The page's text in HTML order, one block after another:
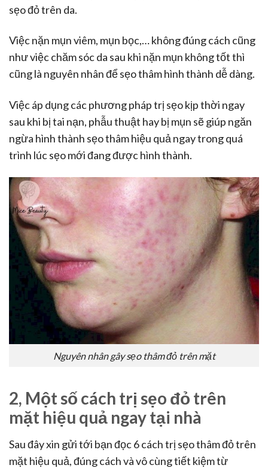
sẹo đỏ trên da.
Việc nặn mụn viêm, mụn bọc,… không đúng cách cũng
như việc chăm sóc da sau khi nặn mụn không tốt thì
cũng là nguyên nhân để sẹo thâm hình thành dễ dàng.
Việc áp dụng các phương pháp trị sẹo kịp thời ngay
sau khi bị tai nạn, phẫu thuật hay bị mụn sẽ giúp ngăn
ngừa hình thành sẹo thâm hiệu quả ngay trong quá
trình lúc sẹo mới đang được hình thành.
Nguyên nhân gây sẹo thâm đỏ trên mặt
2, Một số cách trị sẹo đỏ trên
mặt hiệu quả ngay tại nhà
Sau đây xin gửi tới bạn đọc 6 cách trị sẹo thâm đỏ trên
mặt hiệu quả, đúng cách và vô cùng tiết kiệm từ